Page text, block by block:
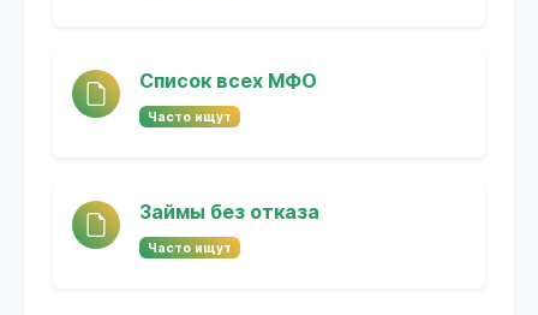
Список всех МФО
Часто ищут
Займы без отказа
Часто ищут